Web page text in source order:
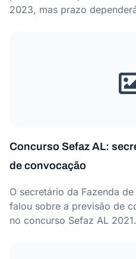
2023, mas prazo
Concurso Sefaz AL:
de convocação
O secretário da Fazenda
falou sobre a previsão de
no concurso Sefaz AL